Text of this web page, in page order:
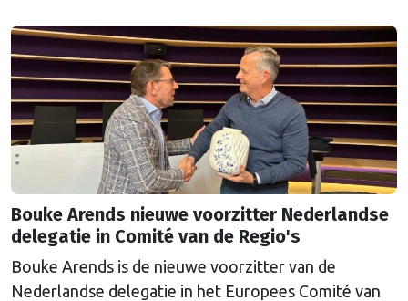
Bouke Arends nieuwe voorzitter Nederlandse
delegatie in Comité van de Regio's
Bouke Arends is de nieuwe voorzitter van de
Nederlandse delegatie in het Europees Comité van